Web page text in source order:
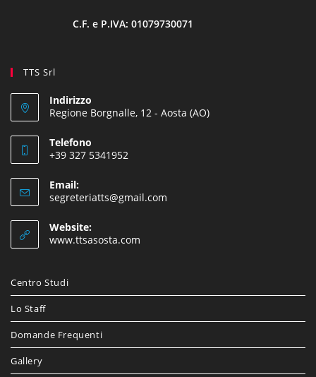
C.F. e P.IVA: 01079730071
TTS Srl
Indirizzo
Regione Borgnalle, 12 - Aosta (AO)
Telefono
+39 327 5341952
Email:
segreteriatts@gmail.com
Website:
www.ttsasosta.com
Centro Studi
Lo Staff
Domande Frequenti
Gallery